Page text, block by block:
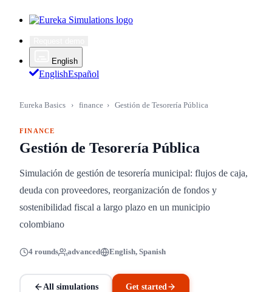
English
EnglishEspañol
Eureka Basics › finance › Gestión de Tesorería Pública
FINANCE
Gestión de Tesorería Pública
Simulación de gestión de tesorería municipal: flujos de caja,
deuda con proveedores, reorganización de fondos y
sostenibilidad fiscal a largo plazo en un municipio
colombiano
4 rounds advanced English, Spanish
All simulations Get started